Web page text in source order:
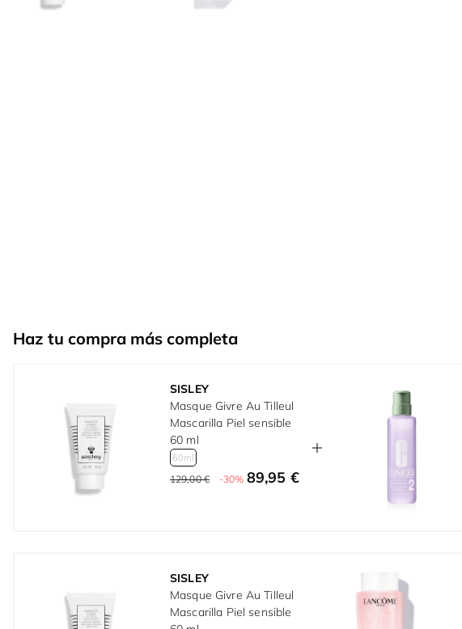
Haz tu compra más completa
SISLEY
Masque Givre Au Tilleul
Mascarilla Piel sensible
60 ml
60ml
129,00 € -30% 89,95 €
SISLEY
Masque Givre Au Tilleul
Mascarilla Piel sensible